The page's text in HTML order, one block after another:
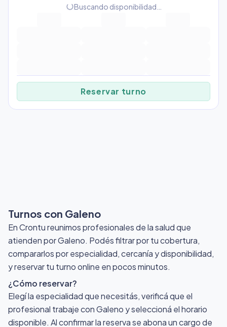
progress_activityBuscando disponibilidad…
Reservar turno
Turnos con Galeno
En Crontu reunimos profesionales de la salud que
atienden por Galeno. Podés filtrar por tu cobertura,
compararlos por especialidad, cercanía y disponibilidad,
y reservar tu turno online en pocos minutos.
¿Cómo reservar?
Elegí la especialidad que necesitás, verificá que el
profesional trabaje con Galeno y seleccioná el horario
disponible. Al confirmar la reserva se abona un cargo de